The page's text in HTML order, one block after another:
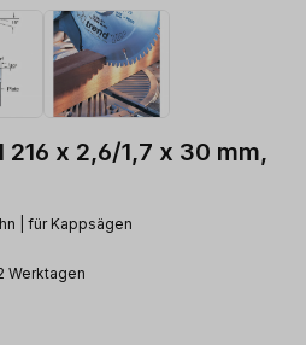
x 2,6/1,7 x 30 mm,
| für Kappsägen
Werktagen